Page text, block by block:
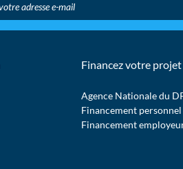
Financez votre projet
Agence Nationale du
Financement personnel
Financement